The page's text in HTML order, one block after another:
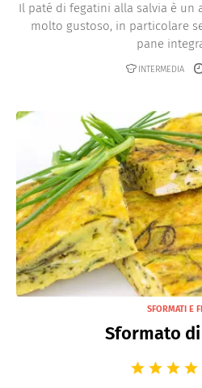
Il paté di fegatini alla salvia è un
molto gustoso, in particolare
pane
INTERMEDIA
SFORMATI E
Sformato